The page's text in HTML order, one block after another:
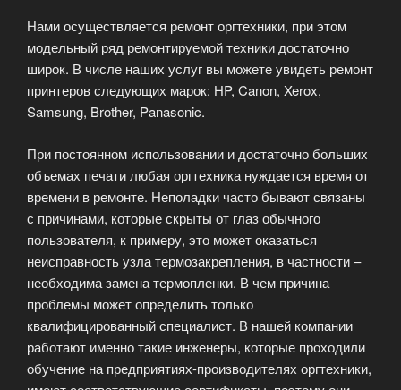
Нами осуществляется ремонт оргтехники, при этом
модельный ряд ремонтируемой техники достаточно
широк. В числе наших услуг вы можете увидеть ремонт
принтеров следующих марок: HP, Canon, Xerox,
Samsung, Brother, Panasonic.
При постоянном использовании и достаточно больших
объемах печати любая оргтехника нуждается время от
времени в ремонте. Неполадки часто бывают связаны
с причинами, которые скрыты от глаз обычного
пользователя, к примеру, это может оказаться
неисправность узла термозакрепления, в частности –
необходима замена термопленки. В чем причина
проблемы может определить только
квалифицированный специалист. В нашей компании
работают именно такие инженеры, которые проходили
обучение на предприятиях-производителях оргтехники,